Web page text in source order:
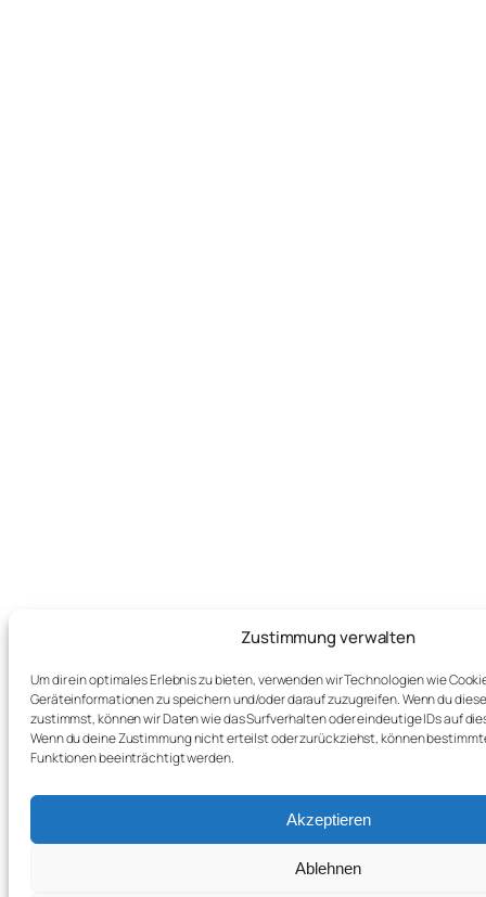
Zustimmung verwalten
Um dir ein optimales Erlebnis zu bieten, verwenden wir Technologien wie
Geräteinformationen zu speichern und/oder darauf zuzugreifen. Wenn du
zustimmst, können wir Daten wie das Surfverhalten oder eindeutige IDs auf
Wenn du deine Zustimmung nicht erteilst oder zurückziehst, können
Funktionen beeinträchtigt werden.
Akzeptieren
Ablehnen